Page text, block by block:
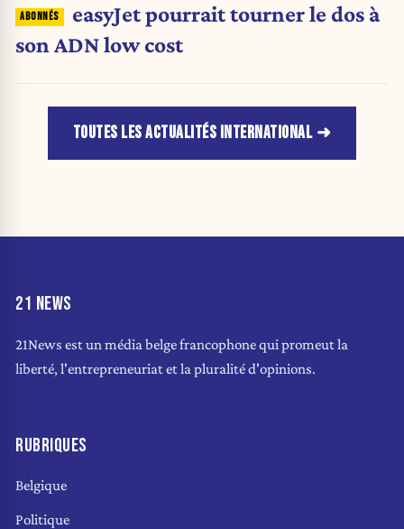
easyJet pourrait tourner le dos à
son ADN low cost
TOUTES LES ACTUALITÉS INTERNATIONAL
21 NEWS
21News est un média belge francophone qui promeut la
liberté, l'entrepreneuriat et la pluralité d'opinions.
RUBRIQUES
Belgique
Politique